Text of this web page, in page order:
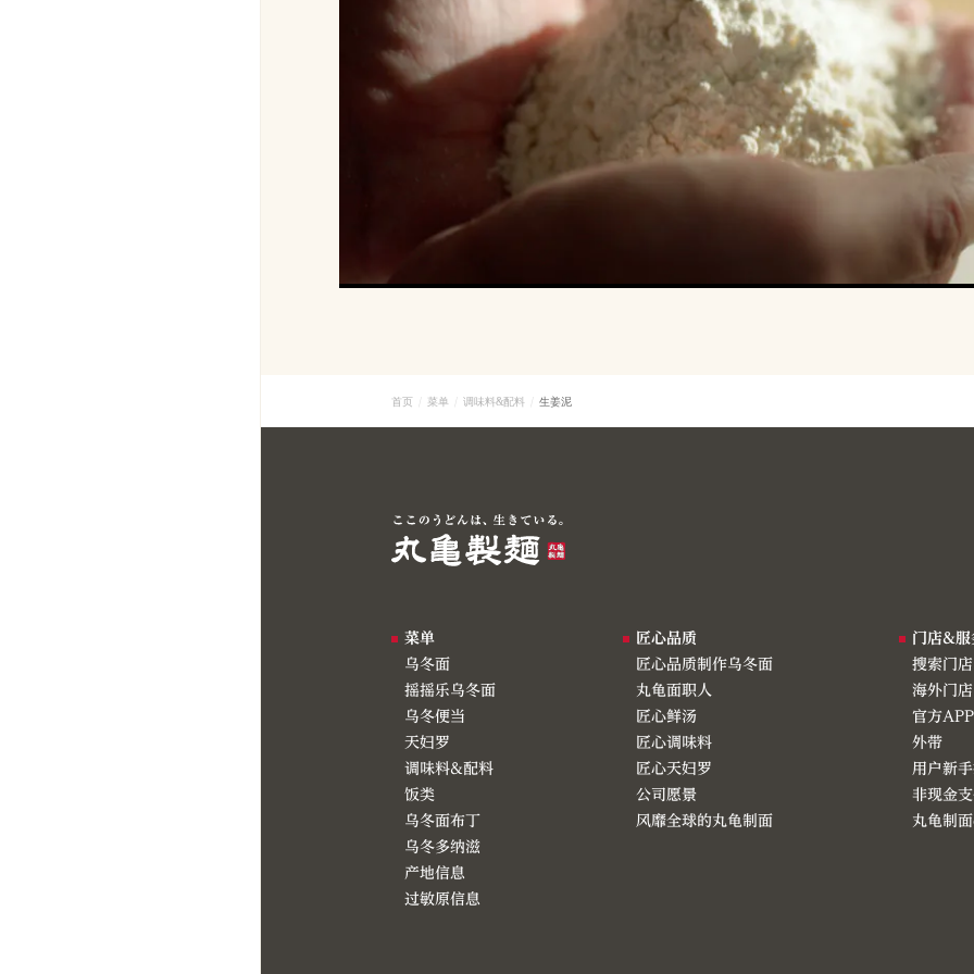
首页 菜单 调味料&配料 生姜泥
菜单
乌冬面
摇摇乐乌冬面
乌冬便当
天妇罗
调味料&配料
饭类
乌冬面布丁
乌冬多纳滋
产地信息
过敏原信息
匠心品质
匠心品质制作乌冬面
丸龟面职人
匠心鲜汤
匠心调味料
匠心天妇罗
公司愿景
风靡全球的丸龟制面
门店&服
搜索门店
海外门店
官方APP
外带
用户新
非现金
丸龟制